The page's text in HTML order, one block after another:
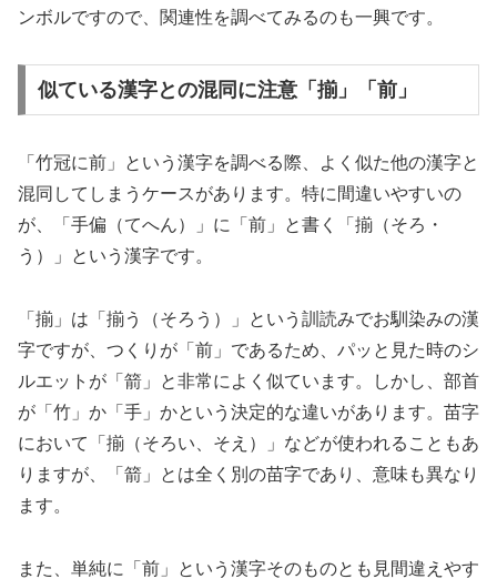
ンボルですので、関連性を調べてみるのも一興です。
似ている漢字との混同に注意「揃」「前」
「竹冠に前」という漢字を調べる際、よく似た他の漢字と
混同してしまうケースがあります。特に間違いやすいの
が、「手偏（てへん）」に「前」と書く「揃（そろ・
う）」という漢字です。
「揃」は「揃う（そろう）」という訓読みでお馴染みの漢
字ですが、つくりが「前」であるため、パッと見た時のシ
ルエットが「箭」と非常によく似ています。しかし、部首
が「竹」か「手」かという決定的な違いがあります。苗字
において「揃（そろい、そえ）」などが使われることもあ
りますが、「箭」とは全く別の苗字であり、意味も異なり
ます。
また、単純に「前」という漢字そのものとも見間違えやす